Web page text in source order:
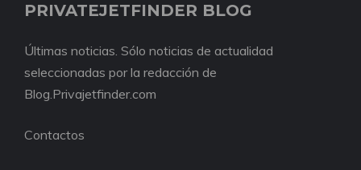
PRIVATEJETFINDER BLOG
Últimas noticias. Sólo noticias de actualidad
seleccionadas por la redacción de
Blog.Privajetfinder.com
Contactos